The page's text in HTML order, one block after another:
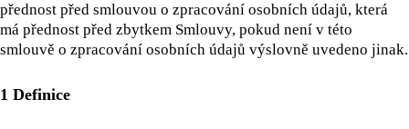
přednost před smlouvou o zpracování osobních údajů, která
má přednost před zbytkem Smlouvy, pokud není v této
smlouvě o zpracování osobních údajů výslovně uvedeno jinak.
1 Definice